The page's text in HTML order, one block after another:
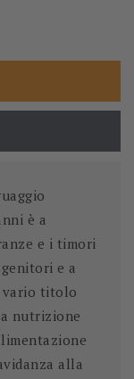
è a
e i timori
e a
vario titolo
nutrizione
alla